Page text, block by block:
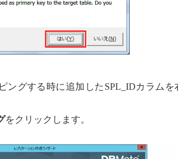
ングする時に追加したSPL_IDカラムを
をクリックします。